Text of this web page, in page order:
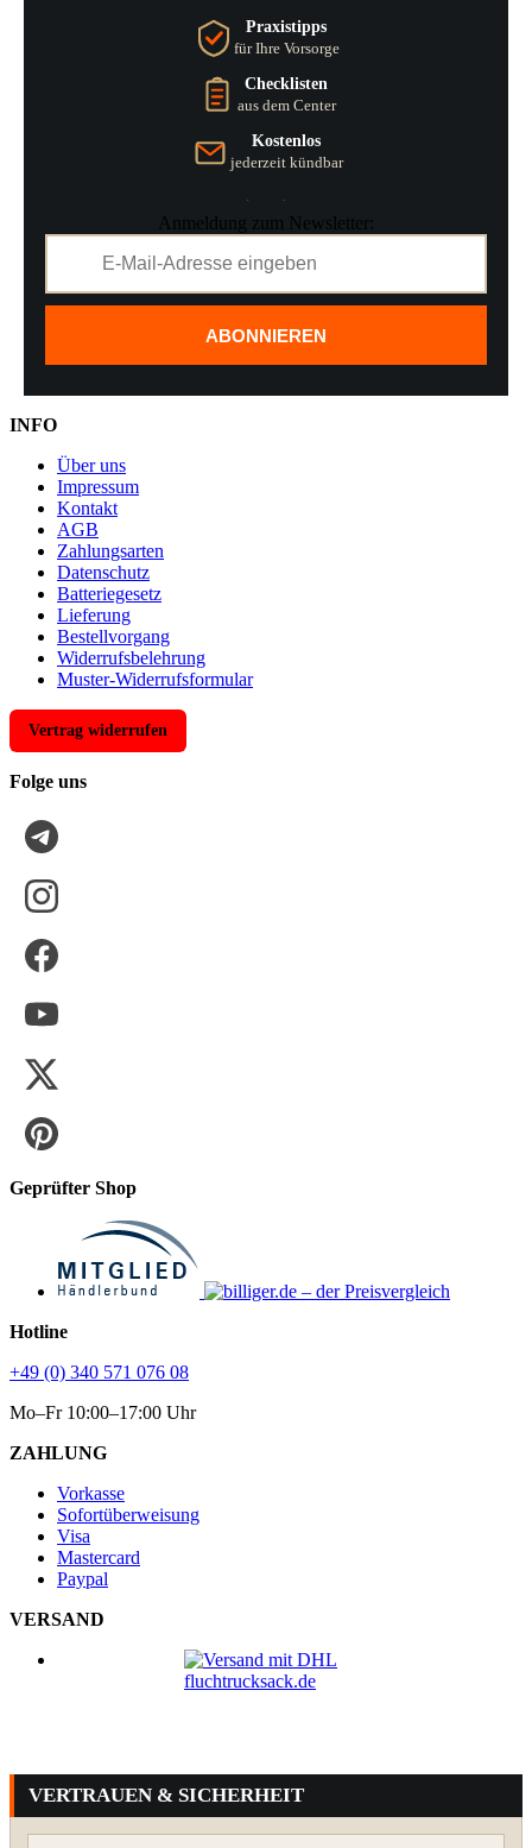
Praxistipps
für Ihre Vorsorge
Checklisten
aus dem Center
Kostenlos
jederzeit kündbar
Anmeldung zum Newsletter:
ABONNIEREN
INFO
Über uns
Impressum
Kontakt
AGB
Zahlungsarten
Datenschutz
Batteriegesetz
Lieferung
Bestellvorgang
Widerrufsbelehrung
Muster-Widerrufsformular
Vertrag widerrufen
Folge uns
Geprüfter Shop
Hotline
+49 (0) 340 571 076 08
Mo–Fr 10:00–17:00 Uhr
ZAHLUNG
Vorkasse
Sofortüberweisung
Visa
Mastercard
Paypal
VERSAND
VERTRAUEN & SICHERHEIT